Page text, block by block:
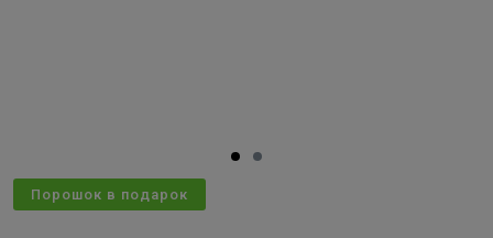
Порошок в подарок